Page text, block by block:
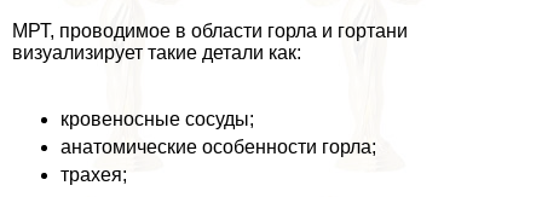
МРТ, проводимое в области горла и гортани
визуализирует такие детали как:
кровеносные сосуды;
анатомические особенности горла;
трахея;